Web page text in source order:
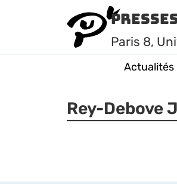
Paris 8,
Actualités
Rey-Debove